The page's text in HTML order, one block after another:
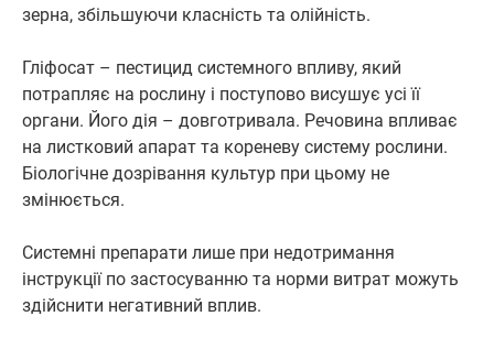
зерна, збільшуючи класність та олійність.
Гліфосат – пестицид системного впливу, який
потрапляє на рослину і поступово висушує усі її
органи. Його дія – довготривала. Речовина впливає
на листковий апарат та кореневу систему рослини.
Біологічне дозрівання культур при цьому не
змінюється.
Системні препарати лише при недотримання
інструкції по застосуванню та норми витрат можуть
здійснити негативний вплив.